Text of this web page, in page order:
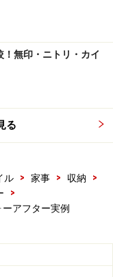
という場合にも起
ら、散らばってい
とめて収納し直し
別の部屋に移し
で、リビングボー
いて、BedRoom2
りました。そこで
るBedRoom2に移
ビネットがなくな
無印・ニトリ・カイ
る
ル > 家事 > 収納
>
>
アフター実例